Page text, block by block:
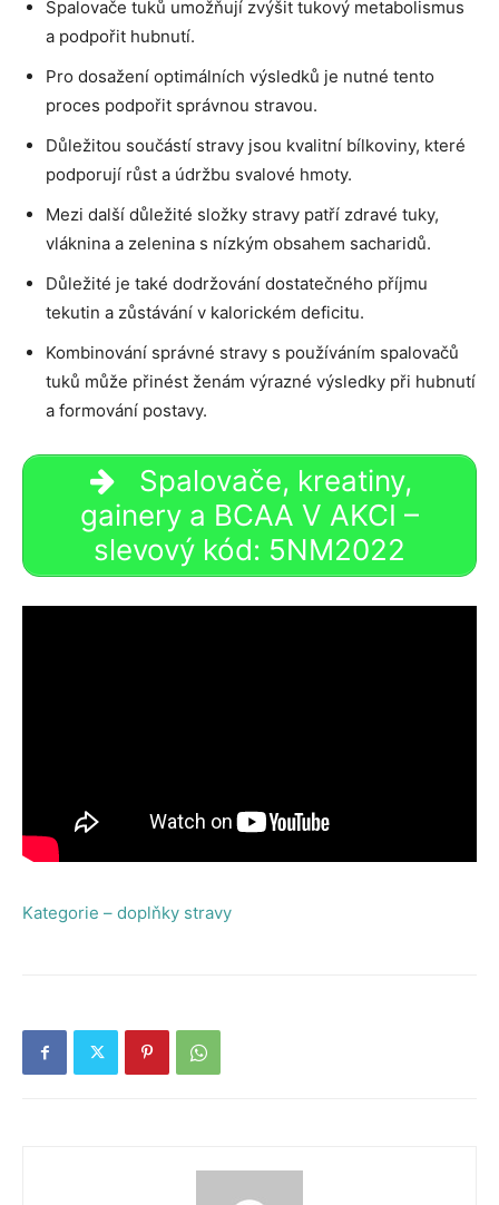
Spalovače tuků umožňují zvýšit tukový metabolismus
a podpořit hubnutí.
Pro dosažení optimálních výsledků je nutné tento
proces podpořit správnou stravou.
Důležitou součástí stravy jsou kvalitní bílkoviny, které
podporují růst a údržbu svalové hmoty.
Mezi další důležité složky stravy patří zdravé tuky,
vláknina a zelenina s nízkým obsahem sacharidů.
Důležité je také dodržování dostatečného příjmu
tekutin a zůstávání v kalorickém deficitu.
Kombinování správné stravy s používáním spalovačů
tuků může přinést ženám výrazné výsledky při hubnutí
a formování postavy.
Spalovače, kreatiny,
gainery a BCAA V AKCI –
slevový kód: 5NM2022
Kategorie – doplňky stravy